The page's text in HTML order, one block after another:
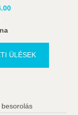
ÜLÉSEK